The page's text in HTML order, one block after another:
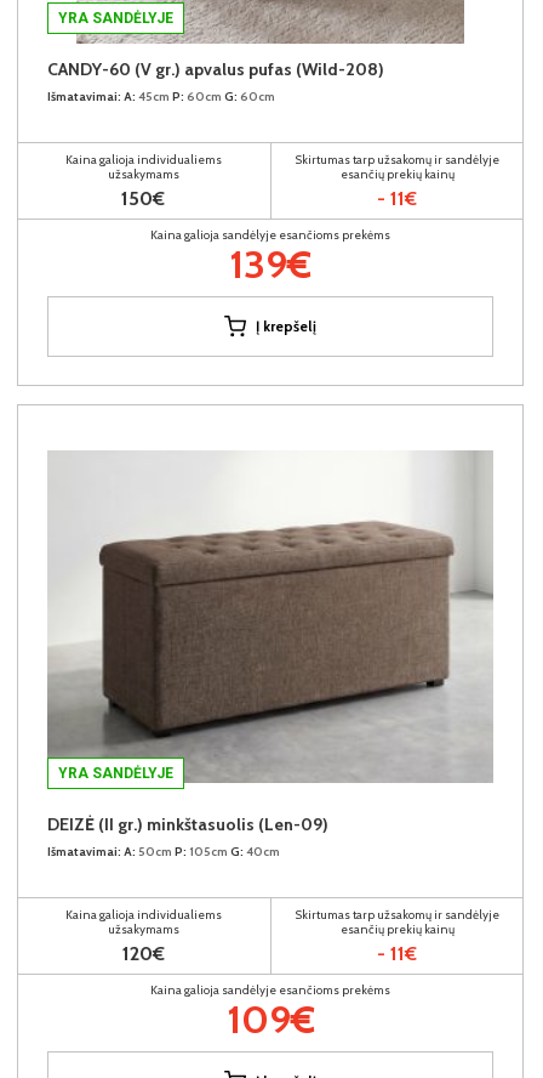
YRA SANDĖLYJE
CANDY-60 (V gr.) apvalus pufas (Wild-208)
Išmatavimai: A: 45cm P: 60cm G: 60cm
Kaina galioja individualiems
užsakymams
150€
Skirtumas tarp užsakomų ir sandėlyje
esančių prekių kainų
- 11€
Kaina galioja sandėlyje esančioms prekėms
139€
Į krepšelį
YRA SANDĖLYJE
DEIZĖ (II gr.) minkštasuolis (Len-09)
Išmatavimai: A: 50cm P: 105cm G: 40cm
Kaina galioja individualiems
užsakymams
120€
Skirtumas tarp užsakomų ir sandėlyje
esančių prekių kainų
- 11€
Kaina galioja sandėlyje esančioms prekėms
109€